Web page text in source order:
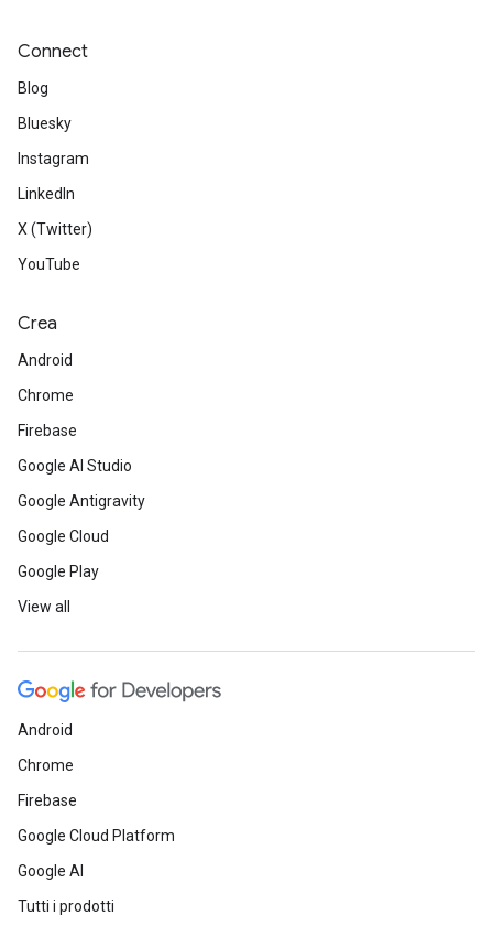
Connect
Blog
Bluesky
Instagram
LinkedIn
X (Twitter)
YouTube
Crea
Android
Chrome
Firebase
Google AI Studio
Google Antigravity
Google Cloud
Google Play
View all
Android
Chrome
Firebase
Google Cloud Platform
Google AI
Tutti i prodotti